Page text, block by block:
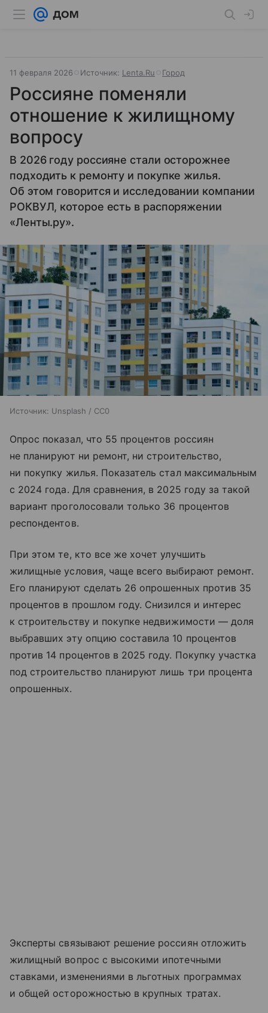
11 февраля 2026 Источник: Lenta.Ru Город
Россияне поменяли
отношение к жилищному
вопросу
В 2026 году россияне стали осторожнее
подходить к ремонту и покупке жилья.
Об этом говорится и исследовании компании
РОКВУЛ, которое есть в распоряжении
«Ленты.ру».
Источник: Unsplash / CC0
Опрос показал, что 55 процентов россиян
не планируют ни ремонт, ни строительство,
ни покупку жилья. Показатель стал максимальным
с 2024 года. Для сравнения, в 2025 году за такой
вариант проголосовали только 36 процентов
респондентов.
При этом те, кто все же хочет улучшить
жилищные условия, чаще всего выбирают ремонт.
Его планируют сделать 26 опрошенных против 35
процентов в прошлом году. Снизился и интерес
к строительству и покупке недвижимости — доля
выбравших эту опцию составила 10 процентов
против 14 процентов в 2025 году. Покупку участка
под строительство планируют лишь три процента
опрошенных.
Эксперты связывают решение россиян отложить
жилищный вопрос с высокими ипотечными
ставками, изменениями в льготных программах
и общей осторожностью в крупных тратах.